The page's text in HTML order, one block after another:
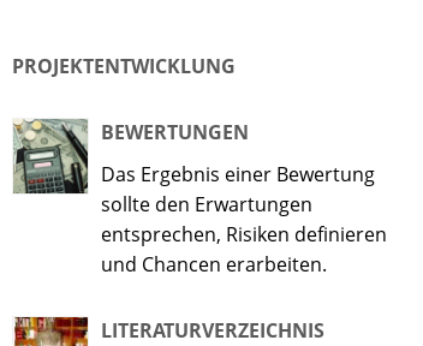
PROJEKTENTWICKLUNG
BEWERTUNGEN
Das Ergebnis einer Bewertung
sollte den Erwartungen
entsprechen, Risiken definieren
und Chancen erarbeiten.
LITERATURVERZEICHNIS